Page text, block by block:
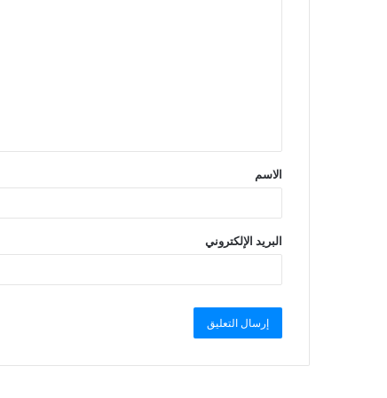
الاسم
البريد الإلكتروني